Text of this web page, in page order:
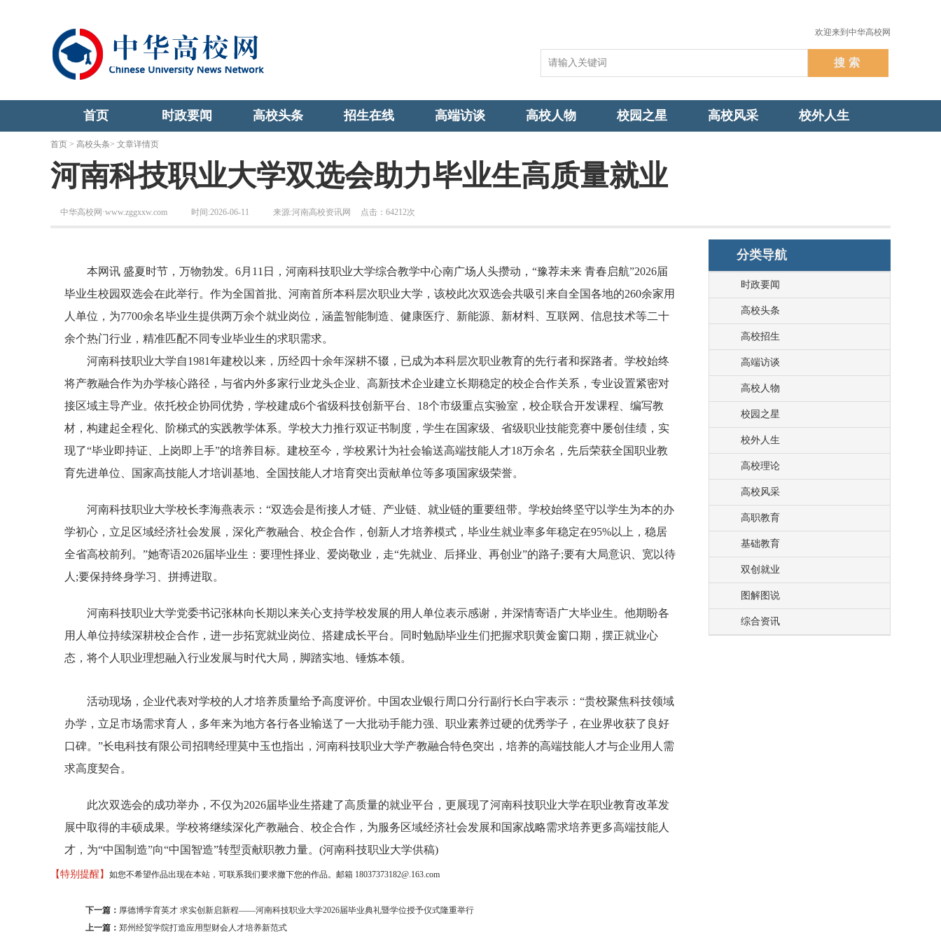
欢迎来到中华高校网
首页 时政要闻 高校头条 招生在线 高端访谈 高校人物 校园之星 高校风采 校外人生
首页 > 高校头条> 文章详情页
河南科技职业大学双选会助力毕业生高质量就业
中华高校网·www.zggxxw.com 时间:2026-06-11 来源:河南高校资讯网 点击： 64212次
本网讯 盛夏时节，万物勃发。6月11日，河南科技职业大学综合教学中心南广场人头攒动，“豫荐未来 青春启航”2026届
毕业生校园双选会在此举行。作为全国首批、河南首所本科层次职业大学，该校此次双选会共吸引来自全国各地的260余家用
人单位，为7700余名毕业生提供两万余个就业岗位，涵盖智能制造、健康医疗、新能源、新材料、互联网、信息技术等二十
余个热门行业，精准匹配不同专业毕业生的求职需求。
河南科技职业大学自1981年建校以来，历经四十余年深耕不辍，已成为本科层次职业教育的先行者和探路者。学校始终
将产教融合作为办学核心路径，与省内外多家行业龙头企业、高新技术企业建立长期稳定的校企合作关系，专业设置紧密对
接区域主导产业。依托校企协同优势，学校建成6个省级科技创新平台、18个市级重点实验室，校企联合开发课程、编写教
材，构建起全程化、阶梯式的实践教学体系。学校大力推行双证书制度，学生在国家级、省级职业技能竞赛中屡创佳绩，实
现了“毕业即持证、上岗即上手”的培养目标。建校至今，学校累计为社会输送高端技能人才18万余名，先后荣获全国职业教
育先进单位、国家高技能人才培训基地、全国技能人才培育突出贡献单位等多项国家级荣誉。
河南科技职业大学校长李海燕表示：“双选会是衔接人才链、产业链、就业链的重要纽带。学校始终坚守以学生为本的办
学初心，立足区域经济社会发展，深化产教融合、校企合作，创新人才培养模式，毕业生就业率多年稳定在95%以上，稳居
全省高校前列。”她寄语2026届毕业生：要理性择业、爱岗敬业，走“先就业、后择业、再创业”的路子;要有大局意识、宽以待
人;要保持终身学习、拼搏进取。
河南科技职业大学党委书记张林向长期以来关心支持学校发展的用人单位表示感谢，并深情寄语广大毕业生。他期盼各
用人单位持续深耕校企合作，进一步拓宽就业岗位、搭建成长平台。同时勉励毕业生们把握求职黄金窗口期，摆正就业心
态，将个人职业理想融入行业发展与时代大局，脚踏实地、锤炼本领。
活动现场，企业代表对学校的人才培养质量给予高度评价。中国农业银行周口分行副行长白宇表示：“贵校聚焦科技领域
办学，立足市场需求育人，多年来为地方各行各业输送了一大批动手能力强、职业素养过硬的优秀学子，在业界收获了良好
口碑。”长电科技有限公司招聘经理莫中玉也指出，河南科技职业大学产教融合特色突出，培养的高端技能人才与企业用人需
求高度契合。
此次双选会的成功举办，不仅为2026届毕业生搭建了高质量的就业平台，更展现了河南科技职业大学在职业教育改革发
展中取得的丰硕成果。学校将继续深化产教融合、校企合作，为服务区域经济社会发展和国家战略需求培养更多高端技能人
才，为“中国制造”向“中国智造”转型贡献职教力量。(河南科技职业大学供稿)
【特别提醒】 如您不希望作品出现在本站，可联系我们要求撤下您的作品。邮箱 18037373182@.163.com
下一篇： 厚德博学育英才 求实创新启新程——河南科技职业大学2026届毕业典礼暨学位授予仪式隆重举行
上一篇： 郑州经贸学院打造应用型财会人才培养新范式
分类导航
时政要闻
高校头条
高校招生
高端访谈
高校人物
校园之星
校外人生
高校理论
高校风采
高职教育
基础教育
双创就业
图解图说
综合资讯